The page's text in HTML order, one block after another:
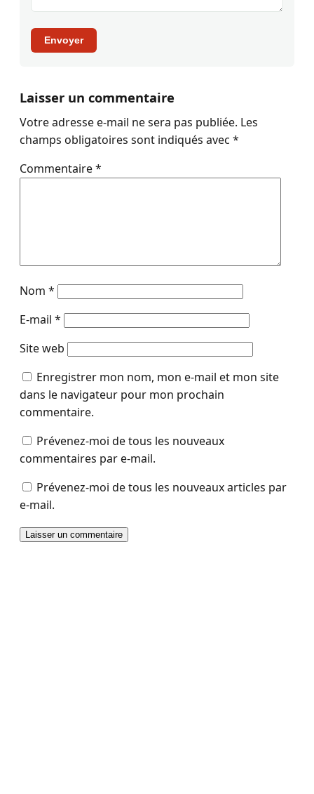
Envoyer
Laisser un commentaire
Votre adresse e-mail ne sera pas publiée. Les
champs obligatoires sont indiqués avec *
Commentaire*
Nom *
E-mail *
Site web
Enregistrer mon nom, mon e-mail et mon site
dans le navigateur pour mon prochain
commentaire.
Prévenez-moi de tous les nouveaux
commentaires par e-mail.
Prévenez-moi de tous les nouveaux articles par
e-mail.